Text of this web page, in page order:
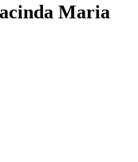
Maria